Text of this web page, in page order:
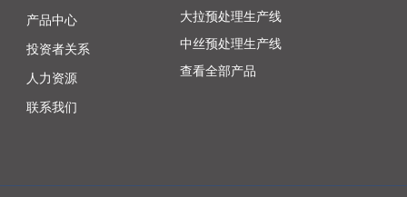
产品中心
投资者关系
人力资源
联系我们
大拉预处理生产线
中丝预处理生产线
查看全部产品